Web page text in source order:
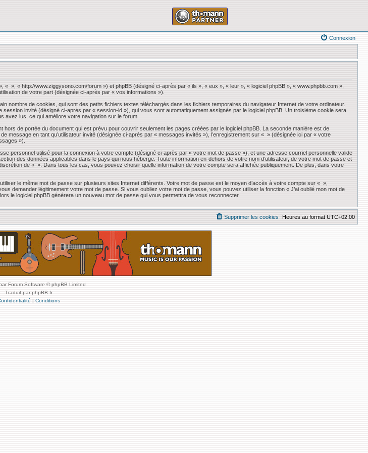
Connexion
», « http://www.ziggysono.com/forum ») et phpBB (désigné ci-après par « ils », « eux », « leur », « logiciel phpBB », « www.phpbb.com »,
de votre part (désignée ci-après par « vos informations »).
nombre de cookies, qui sont des petits fichiers textes téléchargés dans les fichiers temporaires du navigateur Internet de votre ordinateur.
invité (désigné ci-après par « session-id »), qui vous sont automatiquement assignés par le logiciel phpBB. Un troisième cookie sera
lus, ce qui améliore votre navigation sur le forum.
de portée du document qui est prévu pour couvrir seulement les pages créées par le logiciel phpBB. La seconde manière est de
message en tant qu’utilisateur invité (désignée ci-après par « messages invités »), l’enregistrement sur « » (désignée ici par « votre
»).
personnel utilisé pour la connexion à votre compte (désigné ci-après par « votre mot de passe »), et une adresse courriel personnelle valide
des données applicables dans le pays qui nous héberge. Toute information en-dehors de votre nom d’utilisateur, de votre mot de passe et
de « ». Dans tous les cas, vous pouvez choisir quelle information de votre compte sera affichée publiquement. De plus, dans votre
le même mot de passe sur plusieurs sites Internet différents. Votre mot de passe est le moyen d’accès à votre compte sur « »,
demander légitimement votre mot de passe. Si vous oubliez votre mot de passe, vous pouvez utiliser la fonction « J’ai oublié mon mot de
le logiciel phpBB générera un nouveau mot de passe qui vous permettra de vous reconnecter.
Heures au format UTC+02:00
Supprimer les cookies
Forum Software © phpBB Limited
Traduit par phpBB-fr
| Conditions